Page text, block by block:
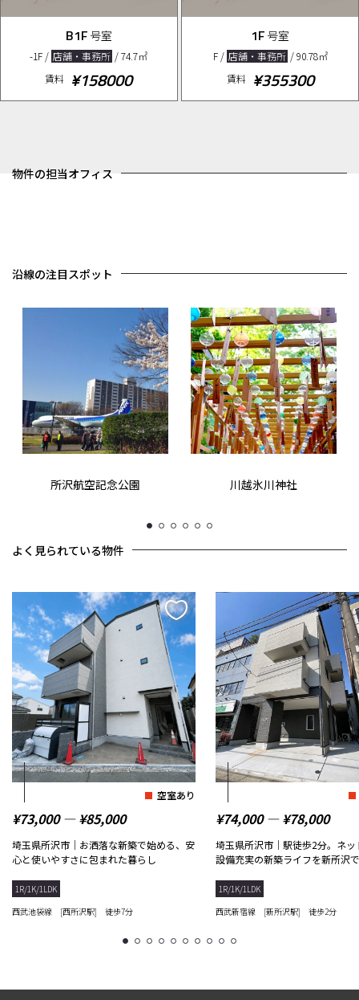
B1F 号室
-1F / 店舗・事務所 / 74.7㎡
賃料
¥158000
1F 号室
F / 店舗・事務所 / 90.78㎡
賃料
¥355300
物件の担当オフィス
沿線の注目スポット
所沢航空記念公園 川越氷川神社
1 2 3 4 5 6
よく見られている物件
空室あり
¥73,000 ― ¥85,000
埼玉県所沢市｜お洒落な新築で始める、安
心と使いやすさに包まれた暮らし
1R/1K/1LDK
西武池袋線 [西所沢駅] 徒歩7分
¥74,000 ― ¥78,000
埼玉県所沢市｜駅徒歩2分。ネッ
設備充実の新築ライフを新所沢
1R/1K/1LDK
西武新宿線 [新所沢駅] 徒歩2分
1 2 3 4 5 6 7 8 9 10